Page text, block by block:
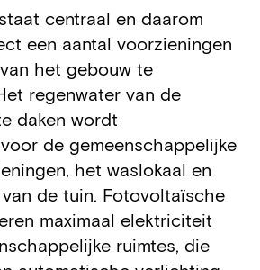
centraal en daarom
een aantal voorzieningen
het gebouw te
regenwater van de
daken wordt
de gemeenschappelijke
het waslokaal en
de tuin. Fotovoltaïsche
maximaal elektriciteit
ruimtes, die